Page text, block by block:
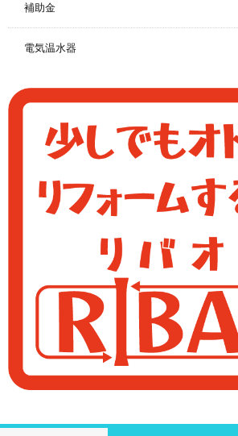
補助金
電気温水器